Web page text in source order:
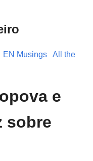
EN Musings
All the
e
sobre